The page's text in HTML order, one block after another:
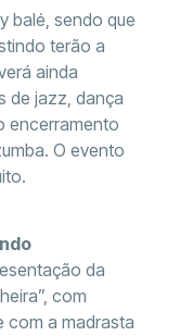
balé, sendo que
terão a
ainda
de jazz, dança
encerramento
O evento
da
com
com a madrasta